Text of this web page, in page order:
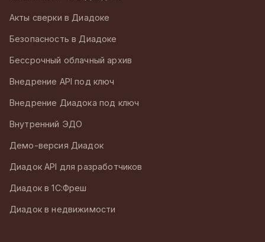
Акты сверки в Диадоке
Безопасность в Диадоке
Бессрочный облачный архив
Внедрение API под ключ
Внедрение Диадока под ключ
Внутренний ЭДО
Демо-версия Диадок
Диадок API для разработчиков
Диадок в 1С:Фреш
Диадок в недвижимости